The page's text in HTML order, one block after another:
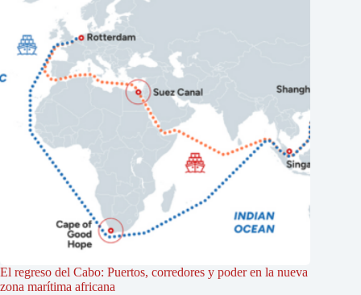
El regreso del Cabo: Puertos, corredores y poder en la nueva
zona marítima africana